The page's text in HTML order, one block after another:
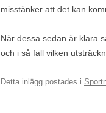
misstänker att det kan
När dessa sedan är klara
och i så fall vilken
Detta inlägg postades i